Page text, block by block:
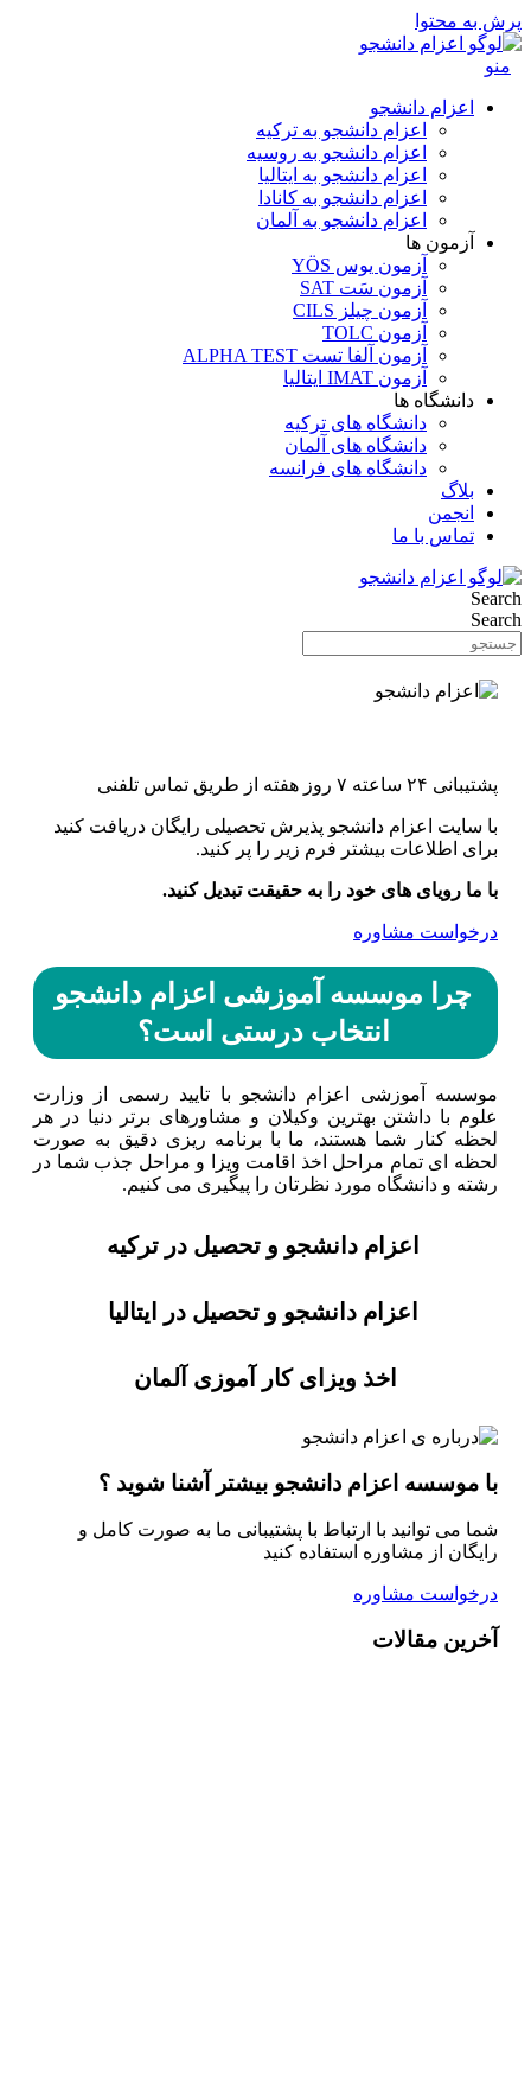
پرش به محتوا
منو
اعزام دانشجو
اعزام دانشجو به ترکیه
اعزام دانشجو به روسیه
اعزام دانشجو به ایتالیا
اعزام دانشجو به کانادا
اعزام دانشجو به آلمان
آزمون ها
آزمون یوس YÖS
آزمون سَت SAT
آزمون چیلز CILS‌
آزمون TOLC
آزمون آلفا تست ALPHA TEST
آزمون IMAT ایتالیا
دانشگاه ها
دانشگاه های ترکیه
دانشگاه های آلمان
دانشگاه های فرانسه
بلاگ
انجمن
تماس با ما
Search
Search
پشتیبانی ۲۴ ساعته ۷ روز هفته از طریق تماس تلفنی
با سایت اعزام دانشجو پذیرش تحصیلی رایگان دریافت کنید
برای اطلاعات بیشتر فرم زیر را پر کنید.
با ما رویای های خود را به حقیقت تبدیل کنید.
درخواست مشاوره
چرا موسسه آموزشی اعزام دانشجو
انتخاب درستی است؟
موسسه آموزشی اعزام دانشجو با تایید رسمی از وزارت
علوم با داشتن بهترین وکیلان و مشاورهای برتر دنیا در هر
لحظه کنار شما هستند، ما با برنامه ریزی دقیق به صورت
لحظه ای تمام مراحل اخذ اقامت ویزا و مراحل جذب شما در
رشته و دانشگاه مورد نظرتان را پیگیری می کنیم.
اعزام دانشجو و تحصیل در ترکیه
اعزام دانشجو و تحصیل در ایتالیا
اخذ ویزای کار آموزی آلمان
با موسسه اعزام دانشجو بیشتر آشنا شوید ؟
شما می توانید با ارتباط با پشتیبانی ما به صورت کامل و
رایگان از مشاوره استفاده کنید
درخواست مشاوره
آخرین مقالات